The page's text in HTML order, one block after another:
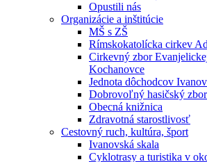
Opustili nás
Organizácie a inštitúcie
MŠ s ZŠ
Rímskokatolícka cirkev
Cirkevný zbor
Kochanovce
Jednota dôchodcov
Dobrovoľný hasičský
Obecná knižnica
Zdravotná starostlivosť
Cestovný ruch, kultúra, šport
Ivanovská skala
Cyklotrasy a turistika v